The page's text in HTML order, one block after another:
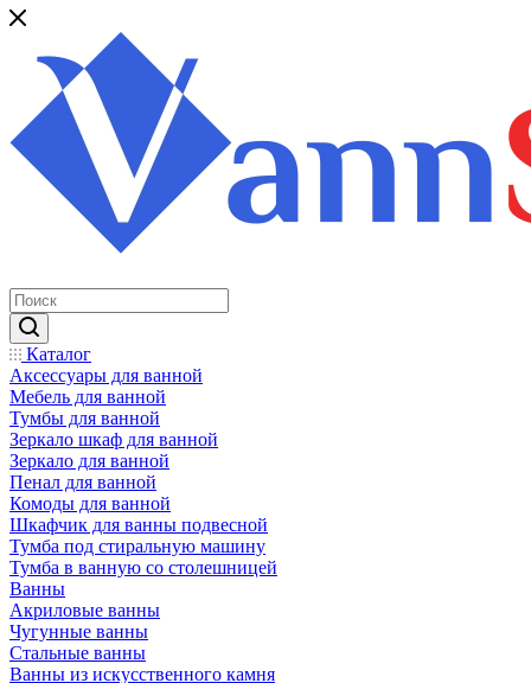
Каталог
Аксессуары для ванной
Мебель для ванной
Тумбы для ванной
Зеркало шкаф для ванной
Зеркало для ванной
Пенал для ванной
Комоды для ванной
Шкафчик для ванны подвесной
Тумба под стиральную машину
Тумба в ванную со столешницей
Ванны
Акриловые ванны
Чугунные ванны
Стальные ванны
Ванны из искусственного камня